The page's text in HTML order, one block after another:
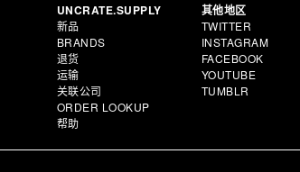
UNCRATE.SUPPLY
新品
BRANDS
退货
运输
关联公司
ORDER LOOKUP
帮助
其他地区
TWITTER
INSTAGRAM
FACEBOOK
YOUTUBE
TUMBLR